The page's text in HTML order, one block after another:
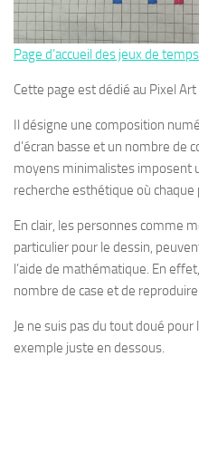
Page d’accueil des jeux de
Cette page est dédié au Pixel Art
Il désigne une composition
d’écran basse et un nombre de
moyens minimalistes imposent
recherche esthétique où chaque
En clair, les personnes comme
particulier pour le dessin,
l’aide de mathématique. En
nombre de case et de
Je ne suis pas du tout doué pour
exemple juste en dessous.